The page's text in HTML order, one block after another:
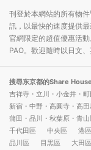
刊登於本網站的所有物
訊，以最快的速度提供
官網限定的超值優惠活
PAO。歡迎隨時以日文
搜尋东京都的Share House
吉祥寺・立川・小金井・
新宿・中野・高圓寺・高
蒲田・品川・秋葉原・青
千代田區
中央區 港區
品川區
目黒區 大田區